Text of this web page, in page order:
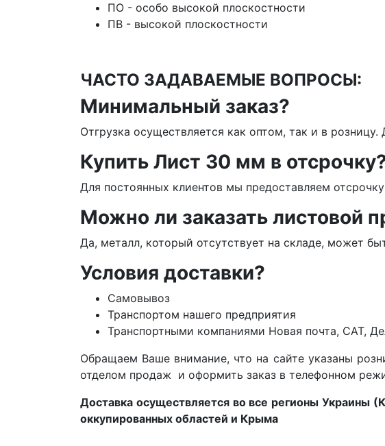
ПО - особо высокой плоскостности
ПВ - высокой плоскостности
ЧАСТО ЗАДАВАЕМЫЕ ВОПРОСЫ:
Минимальный заказ?
Отгрузка осуществляется как оптом, так и в
Купить Лист 30 мм в
Для постоянных клиентов мы предоставляем
Можно ли заказать листовой
Да, металл, который отсутствует на складе, может
Условия доставки?
Самовывоз
Транспортом нашего предприятия
Транспортными компаниями Новая почта, САТ,
Обращаем Ваше внимание, что на сайте указаны
отделом продаж и оформить заказ в телефонном
Доставка осуществляется во все регионы Украины
оккупированных областей и Крыма